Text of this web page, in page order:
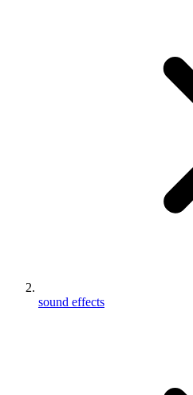
sound effects